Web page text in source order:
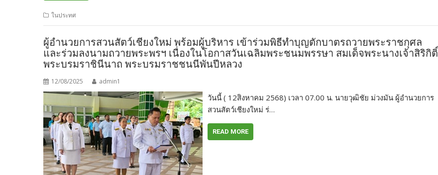
ในประทศ
ผู้อำนวยการสวนสัตว์เชียงใหม่ พร้อมผู้บริหาร เข้าร่วมพิธีทำบุญตักบาตรถวายพระราชกุศล
และร่วมลงนามถวายพระพรฯ เนื่องในโอกาสวันเฉลิมพระชนมพรรษา สมเด็จพระนางเจ้าสิริกิติ์
พระบรมราชินีนาถ พระบรมราชชนนีพันปีหลวง
12/08/2025 admin1
วันนี้ ( 12สิงหาคม 2568) เวลา 07.00 น. นายวุฒิชัย ม่วงมัน ผู้อำนวยการ
สวนสัตว์เชียงใหม่ ร่…
READ MORE